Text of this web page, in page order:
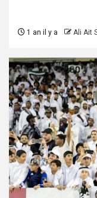
1 an il y a Ali Ait